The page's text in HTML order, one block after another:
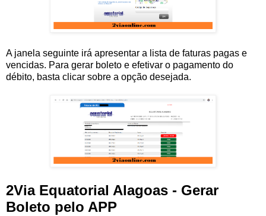
A janela seguinte irá apresentar a lista de faturas pagas e
vencidas. Para gerar boleto e efetivar o pagamento do
débito, basta clicar sobre a opção desejada.
2Via Equatorial Alagoas - Gerar
Boleto pelo APP